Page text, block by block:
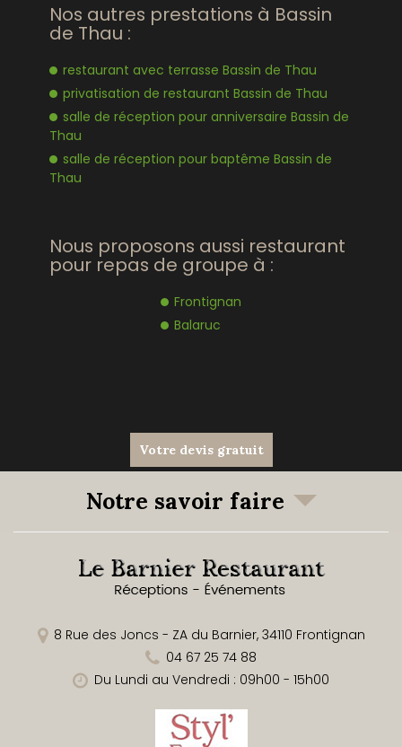
Nos autres prestations à Bassin
de Thau :
restaurant avec terrasse Bassin de Thau
privatisation de restaurant Bassin de Thau
salle de réception pour anniversaire Bassin de
Thau
salle de réception pour baptême Bassin de
Thau
Nous proposons aussi restaurant
pour repas de groupe à :
Frontignan
Balaruc
Votre devis gratuit
Notre savoir faire
8 Rue des Joncs - ZA du Barnier, 34110 Frontignan
04 67 25 74 88
Du Lundi au Vendredi : 09h00 - 15h00